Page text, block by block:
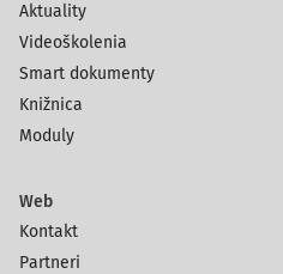
Aktuality
Videoškolenia
Smart dokumenty
Knižnica
Moduly
Web
Kontakt
Partneri